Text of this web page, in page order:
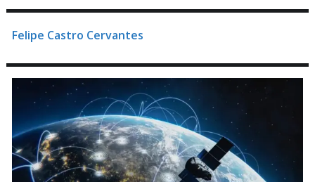
Felipe Castro Cervantes